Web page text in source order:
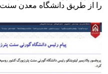
را از طریق دانشگاه معدن